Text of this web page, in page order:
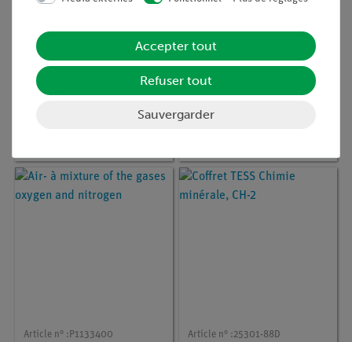
Article n° : Article n° :
pour combustion
Article n° : P1133400 Article n° :25301-88D
Accepter tout
Refuser tout
Sauvergarder